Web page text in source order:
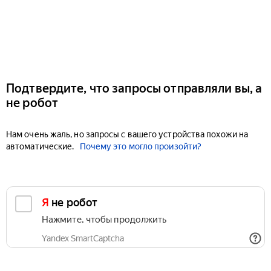
Подтвердите, что запросы отправляли вы, а
не робот
Нам очень жаль, но запросы с вашего устройства похожи на
автоматические.
Почему это могло произойти?
Я не робот
Нажмите, чтобы продолжить
Yandex SmartCaptcha